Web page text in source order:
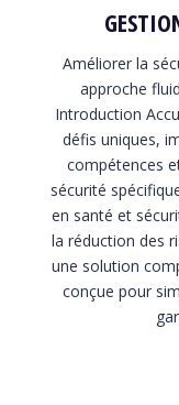
Améliorer la
approche
Introduction
défis uniques,
compétences
sécurité
en santé et
la réduction des
une solution
conçue pour